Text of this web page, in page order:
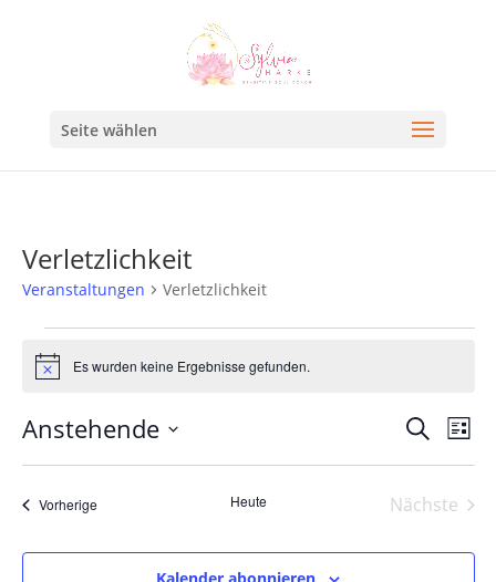
Seite wählen
Verletzlichkeit
Veranstaltungen Verletzlichkeit
HinweisEs wurden keine Ergebnisse gefunden.
Suche
und
SucheListe
Anstehende
Datum
wählen.
VorherigeVeranstaltungen Heute
Nächste